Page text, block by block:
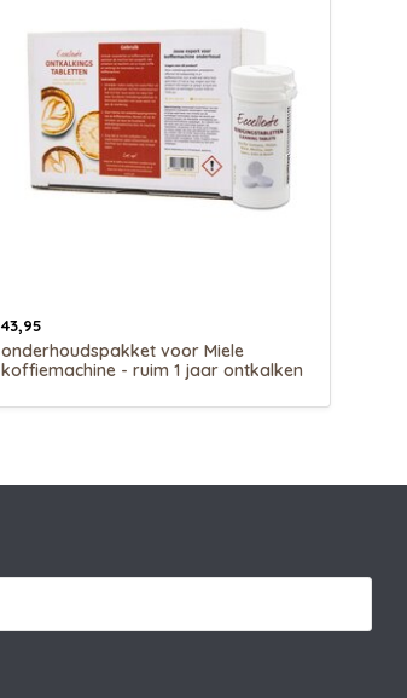
43,95
onderhoudspakket voor Miele
koffiemachine - ruim 1 jaar ontkalken